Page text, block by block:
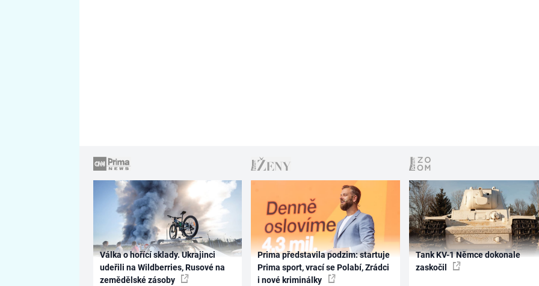
Válka o hořící sklady. Ukrajinci
udeřili na Wildberries, Rusové na
zemědělské zásoby
Prima představila podzim: startuje
Prima sport, vrací se Polabí, Zrádci
i nové kriminálky
Tank KV-1 Němce dokonale
zaskočil